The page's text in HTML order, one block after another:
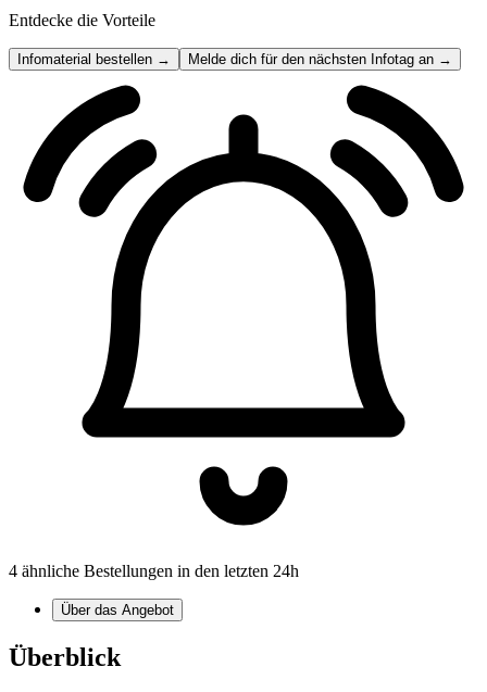
Entdecke die Vorteile
Infomaterial bestellen → Melde dich für den nächsten Infotag an →
4 ähnliche Bestellungen in den letzten 24h
Über das Angebot
Überblick